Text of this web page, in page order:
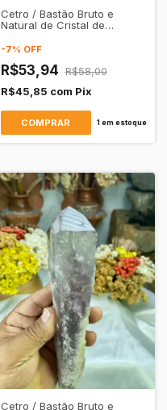
Cetro / Bastão Bruto e
Natural de Cristal de
Transparente
-7% OFF
R$53,94 R$58,00
R$45,85 com Pix
1 em estoque
Cetro / Bastão Bruto e